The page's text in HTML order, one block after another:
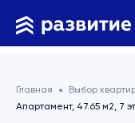
Главная
Выбор
Апартамент, 47.65 м2, 7